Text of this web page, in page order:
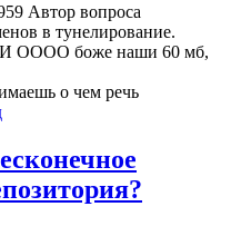
Автор вопроса
в тунелирование.
И ОООО боже наши 60 мб,
о чем речь